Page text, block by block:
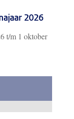
2026
t/m 1 oktober